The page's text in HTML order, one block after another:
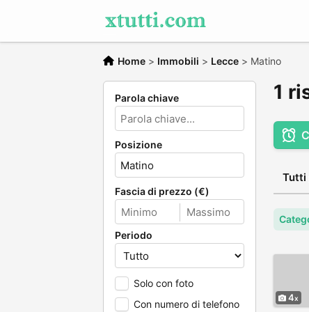
Home > Immobili > Lecce > Matino
Parola chiave
Posizione
Fascia di prezzo (€)
Periodo
Solo con foto
Con numero di telefono
1
Tutti
4